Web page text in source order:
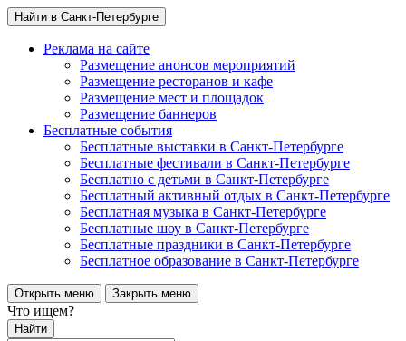
Найти в Санкт-Петербурге
Реклама на сайте
Размещение анонсов мероприятий
Размещение ресторанов и кафе
Размещение мест и площадок
Размещение баннеров
Бесплатные события
Бесплатные выставки в Санкт-Петербурге
Бесплатные фестивали в Санкт-Петербурге
Бесплатно с детьми в Санкт-Петербурге
Бесплатный активный отдых в Санкт-Петербурге
Бесплатная музыка в Санкт-Петербурге
Бесплатные шоу в Санкт-Петербурге
Бесплатные праздники в Санкт-Петербурге
Бесплатное образование в Санкт-Петербурге
Открыть меню Закрыть меню
Что ищем?
Найти